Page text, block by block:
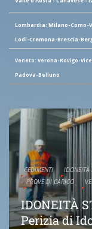
Lombardia: Milano-Como-
Lodi-Cremona-Brescia-
Veneto: Verona-Rovigo-
Padova-Belluno
CEDIMENTI IDONEITÀ
PROVE DI CARICO
IDONEITÀ
Perizia di